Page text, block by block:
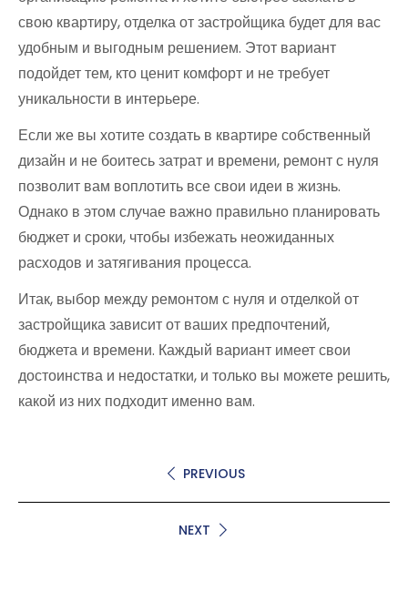
свою квартиру, отделка от застройщика будет для вас
удобным и выгодным решением. Этот вариант
подойдет тем, кто ценит комфорт и не требует
уникальности в интерьере.
Если же вы хотите создать в квартире собственный
дизайн и не боитесь затрат и времени, ремонт с нуля
позволит вам воплотить все свои идеи в жизнь.
Однако в этом случае важно правильно планировать
бюджет и сроки, чтобы избежать неожиданных
расходов и затягивания процесса.
Итак, выбор между ремонтом с нуля и отделкой от
застройщика зависит от ваших предпочтений,
бюджета и времени. Каждый вариант имеет свои
достоинства и недостатки, и только вы можете решить,
какой из них подходит именно вам.
PREVIOUS
NEXT